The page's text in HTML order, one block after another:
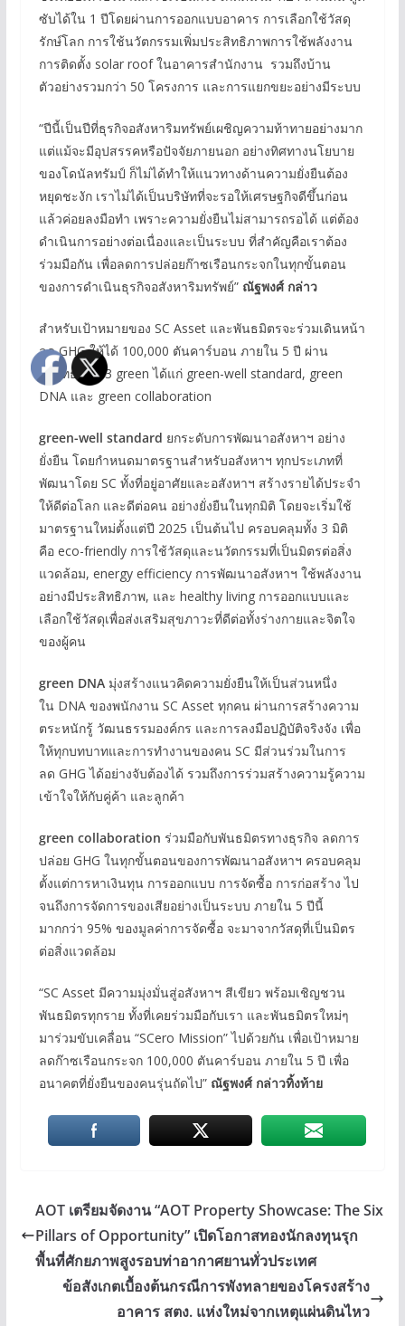
ซับได้ใน 1 ปีโดยผ่านการออกแบบอาคาร การเลือกใช้วัสดุ
รักษ์โลก การใช้นวัตกรรมเพิ่มประสิทธิภาพการใช้พลังงาน
การติดตั้ง solar roof ในอาคารสำนักงาน รวมถึงบ้าน
ตัวอย่างรวมกว่า 50 โครงการ และการแยกขยะอย่างมีระบบ
“ปีนี้เป็นปีที่ธุรกิจอสังหาริมทรัพย์เผชิญความท้าทายอย่างมาก
แต่แม้จะมีอุปสรรคหรือปัจจัยภายนอก อย่างทิศทางนโยบาย
ของโดนัลทรัมป์ ก็ไม่ได้ทำให้แนวทางด้านความยั่งยืนต้อง
หยุดชะงัก เราไม่ได้เป็นบริษัทที่จะรอให้เศรษฐกิจดีขึ้นก่อน
แล้วค่อยลงมือทำ เพราะความยั่งยืนไม่สามารถรอได้ แต่ต้อง
ดำเนินการอย่างต่อเนื่องและเป็นระบบ ที่สำคัญคือเราต้อง
ร่วมมือกัน เพื่อลดการปล่อยก๊าซเรือนกระจกในทุกขั้นตอน
ของการดำเนินธุรกิจอสังหาริมทรัพย์” ณัฐพงศ์ กล่าว
สำหรับเป้าหมายของ SC Asset และพันธมิตรจะร่วมเดินหน้า
ลด GHG ให้ได้ 100,000 ตันคาร์บอน ภายใน 5 ปี ผ่าน
กลยุทธ์หลัก 3 green ได้แก่ green-well standard, green
DNA และ green collaboration
green-well standard ยกระดับการพัฒนาอสังหาฯ อย่าง
ยั่งยืน โดยกำหนดมาตรฐานสำหรับอสังหาฯ ทุกประเภทที่
พัฒนาโดย SC ทั้งที่อยู่อาศัยและอสังหาฯ สร้างรายได้ประจำ
ให้ดีต่อโลก และดีต่อคน อย่างยั่งยืนในทุกมิติ โดยจะเริ่มใช้
มาตรฐานใหม่ตั้งแต่ปี 2025 เป็นต้นไป ครอบคลุมทั้ง 3 มิติ
คือ eco-friendly การใช้วัสดุและนวัตกรรมที่เป็นมิตรต่อสิ่ง
แวดล้อม, energy efficiency การพัฒนาอสังหาฯ ใช้พลังงาน
อย่างมีประสิทธิภาพ, และ healthy living การออกแบบและ
เลือกใช้วัสดุเพื่อส่งเสริมสุขภาวะที่ดีต่อทั้งร่างกายและจิตใจ
ของผู้คน
green DNAมุ่งสร้างแนวคิดความยั่งยืนให้เป็นส่วนหนึ่ง
ใน DNA ของพนักงาน SC Asset ทุกคน ผ่านการสร้างความ
ตระหนักรู้ วัฒนธรรมองค์กร และการลงมือปฏิบัติจริงจัง เพื่อ
ให้ทุกบทบาทและการทำงานของคน SC มีส่วนร่วมในการ
ลด GHG ได้อย่างจับต้องได้ รวมถึงการร่วมสร้างความรู้ความ
เข้าใจให้กับคู่ค้า และลูกค้า
green collaboration ร่วมมือกับพันธมิตรทางธุรกิจ ลดการ
ปล่อย GHG ในทุกขั้นตอนของการพัฒนาอสังหาฯ ครอบคลุม
ตั้งแต่การหาเงินทุน การออกแบบ การจัดซื้อ การก่อสร้าง ไป
จนถึงการจัดการของเสียอย่างเป็นระบบ ภายใน 5 ปีนี้
มากกว่า 95% ของมูลค่าการจัดซื้อ จะมาจากวัสดุที่เป็นมิตร
ต่อสิ่งแวดล้อม
“SC Asset มีความมุ่งมั่นสู่อสังหาฯ สีเขียว พร้อมเชิญชวน
พันธมิตรทุกราย ทั้งที่เคยร่วมมือกับเรา และพันธมิตรใหม่ๆ
มาร่วมขับเคลื่อน “SCero Mission” ไปด้วยกัน เพื่อเป้าหมาย
ลดก๊าซเรือนกระจก 100,000 ตันคาร์บอน ภายใน 5 ปี เพื่อ
อนาคตที่ยั่งยืนของคนรุ่นถัดไป” ณัฐพงศ์ กล่าวทิ้งท้าย
AOT เตรียมจัดงาน “AOT Property Showcase: The Six
Pillars of Opportunity” เปิดโอกาสทองนักลงทุนรุก
พื้นที่ศักยภาพสูงรอบท่าอากาศยานทั่วประเทศ
ข้อสังเกตเบื้องต้นกรณีการพังทลายของโครงสร้าง
อาคาร สตง. แห่งใหม่จากเหตุแผ่นดินไหว